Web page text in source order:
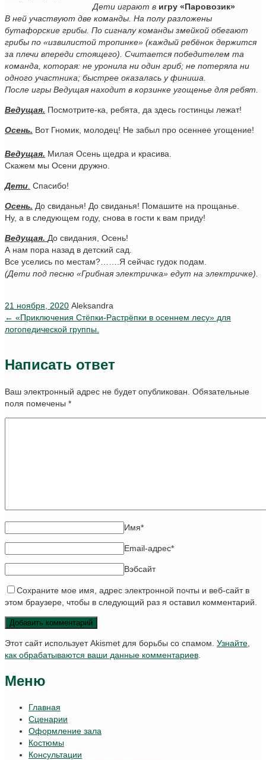
Дети играют в игру «Паровозик»
В ней участвуют две команды. На полу разложены
бутафорские грибы. По сигналу команды змейкой обегают
грибы по «извилистой тропинке» (каждый ребёнок держится
за плечи впереди стоящего). Считается победителем та
команда, которая: не уронила ни один гриб; не потеряла ни
одного участника; быстрее оказалась у финиша.
После игры Ведущая находит в корзинке угощенье для ребят.
Ведущая. Посмотрите-ка, ребята, да здесь гостинцы лежат!
Осень. Вот Гномик, молодец! Не забыл про осеннее угощение!
Ведущая. Милая Осень щедра и красива.
Скажем мы Осени дружно.
Дети Спасибо!
Осень. До свиданья! До свиданья! Помашите на прощанье.
Ну, а в следующем году, снова в гости к вам приду!
Ведущая. До свидания, Осень!
А нам пора назад в детский сад.
Все уселись по местам?…….Я сейчас гудок подам.
(Дети под песню «Грибная электричка» едут на электричке).
21 ноября, 2020 Aleksandra
← «Приключения Стёпки-Растрёпки в осеннем лесу» для
логопедической группы.
Написать ответ
Ваш электронный адрес не будет опубликован. Обязательные
поля помечены *
Имя*
Email-адрес*
Вэбсайт
Сохраните мое имя, адрес электронной почты и веб-сайт в
этом браузере, чтобы в следующий раз я оставил комментарий.
Этот сайт использует Akismet для борьбы со спамом. Узнайте,
как обрабатываются ваши данные комментариев
Меню
Главная
Сценарии
Оформление зала
Костюмы
Консультации